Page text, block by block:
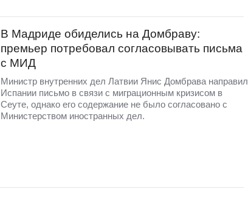
В Мадриде обиделись на Домбраву:
премьер потребовал согласовывать письма
с МИД
Министр внутренних дел Латвии Янис Домбрава направил
Испании письмо в связи с миграционным кризисом в
Сеуте, однако его содержание не было согласовано с
Министерством иностранных дел.